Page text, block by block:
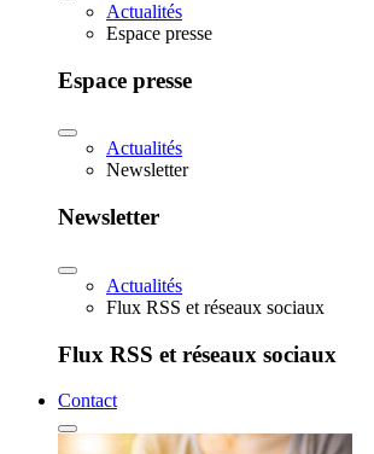
Actualités
Espace presse
Espace presse
Actualités
Newsletter
Newsletter
Actualités
Flux RSS et réseaux sociaux
Flux RSS et réseaux sociaux
Contact